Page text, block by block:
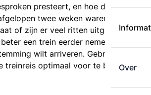
Over
presteert, en hoe de
twee weken waren. Is deze
of zijn er veel ritten uitgevallen?
een trein eerder nemen als je
wilt arriveren. Gebruik de
treinreis optimaal voor te bereiden.